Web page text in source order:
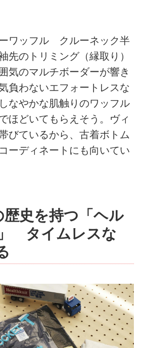
ーワッフル クルーネック半
先のトリミング（縁取り）
気のマルチボーダーが響き
負わないエフォートレスな
なやかな肌触りのワッフル
ほどいてもらえそう。ヴィ
びているから、古着ボトム
ーディネートにも向いてい
歴史を持つ「ヘル
タイムレスな